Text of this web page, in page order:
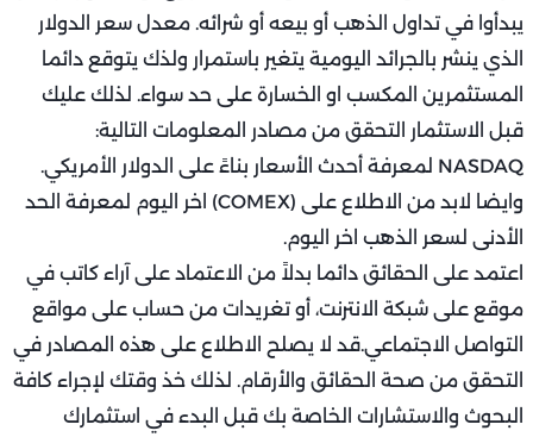
يبدأوا في تداول الذهب أو بيعه أو شرائه. معدل سعر الدولار
الذي ينشر بالجرائد اليومية يتغير باستمرار ولذك يتوقع دائما
المستثمرين المكسب او الخسارة على حد سواء. لذلك عليك
قبل الاستثمار التحقق من مصادر المعلومات التالية:
NASDAQ لمعرفة أحدث الأسعار بناءً على الدولار الأمريكي.
وايضا لابد من الاطلاع على (COMEX) اخر اليوم لمعرفة الحد
الأدنى لسعر الذهب اخر اليوم.
اعتمد على الحقائق دائما بدلاً من الاعتماد على آراء كاتب في
موقع على شبكة الانترنت، أو تغريدات من حساب على مواقع
التواصل الاجتماعي.قد لا يصلح الاطلاع على هذه المصادر في
التحقق من صحة الحقائق والأرقام. لذلك خذ وقتك لإجراء كافة
البحوث والاستشارات الخاصة بك قبل البدء في استثمارك